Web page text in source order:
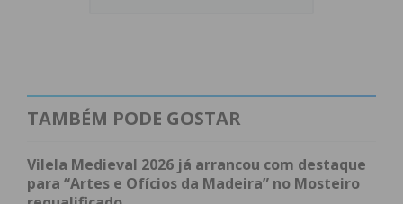
Imediato
TAMBÉM PODE GOSTAR
Vilela Medieval 2026 já arrancou com destaque
para “Artes e Ofícios da Madeira” no Mosteiro